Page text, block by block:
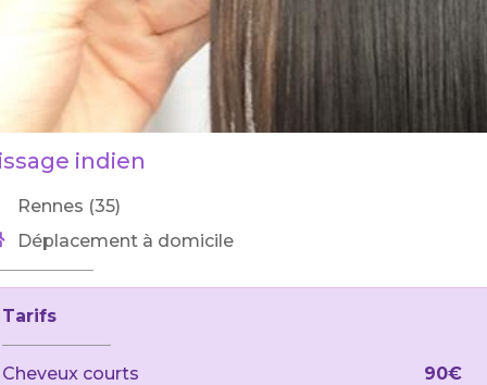
indien
Rennes (35)
Déplacement à domicile
Tarifs
Cheveux courts
90€